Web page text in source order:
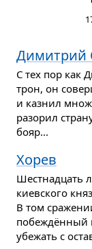
Димитрий
С тех пор как
трон, он
и казнил
разорил
бояр...
Хорев
Шестнадцать
киевского
В том
побеждённый
убежать с